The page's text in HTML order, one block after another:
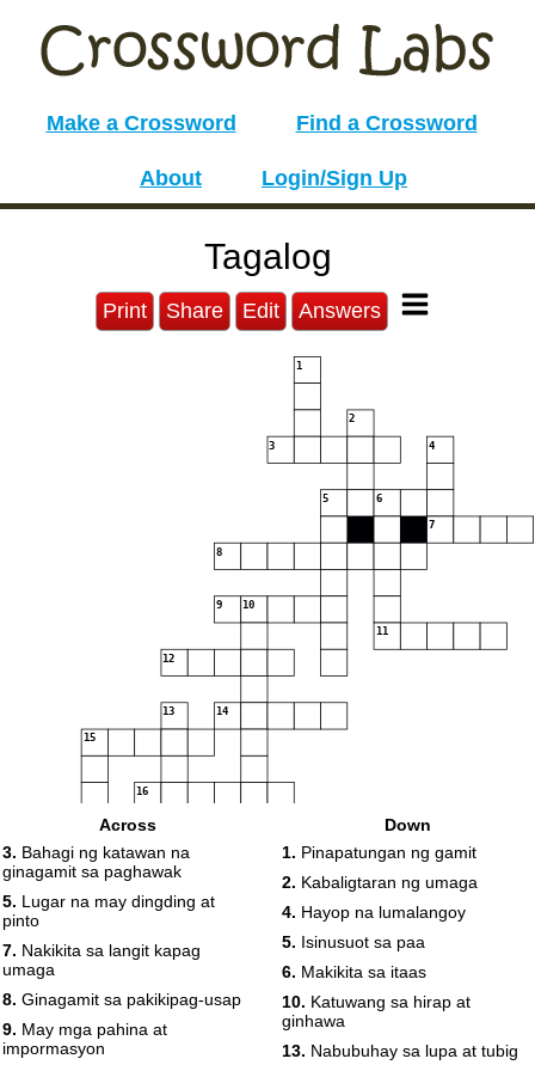
Make a Crossword Find a Crossword
About Login/Sign Up
Tagalog
Print Share Edit Answers
1
2
3 4
5 6
7
8
9 10
11
12
13 14
15
16
Across
3. Bahagi ng katawan na
ginagamit sa paghawak
5. Lugar na may dingding at
pinto
7. Nakikita sa langit kapag
umaga
8. Ginagamit sa pakikipag-usap
9. May mga pahina at
impormasyon
Down
1. Pinapatungan ng gamit
2. Kabaligtaran ng umaga
4. Hayop na lumalangoy
5. Isinusuot sa paa
6. Makikita sa itaas
10. Katuwang sa hirap at
ginhawa
13. Nabubuhay sa lupa at tubig